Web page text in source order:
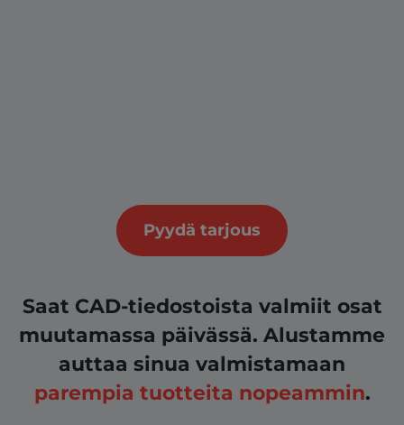
Pyydä tarjous
Saat CAD-tiedostoista valmiit osat
muutamassa päivässä. Alustamme
auttaa sinua valmistamaan
parempia tuotteita nopeammin.